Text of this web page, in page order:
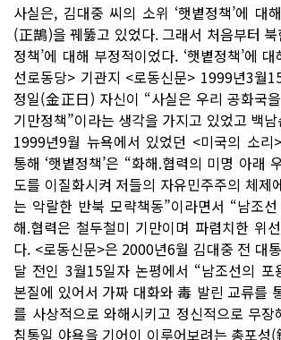
사실은, 김대중 씨의 소위 ‘햇볕정책’에 대
(正鵠)을 꿰뚫고 있었다. 그래서 처음부터 북
정책’에 대해 부정적이었다. ‘햇볕정책’에
선로동당> 기관지 <로동신문> 1999년3월
정일(金正日) 자신이 “사실은 우리 공화국
기만정책”이라는 생각을 가지고 있었고 백
1999년9월 뉴욕에서 있었던 <미국의 소리
통해 ‘햇볕정책’은 “화해․협력의 미명 아래
도를 이질화시켜 저들의 자유민주주의 체제
는 악랄한 반북 모략책동”이라면서 “남조
해․협력은 철두철미 기만이며 파렴치한 위
다. <로동신문>은 2000년6월 김대중 전 대
달 전인 3월15일자 논평에서 “남조선의 포
본질에 있어서 가짜 대화와 毒 발린 교류를
를 사상적으로 와해시키고 정신적으로 무장
침통일 야욕을 기어이 이루어보려는 총포성